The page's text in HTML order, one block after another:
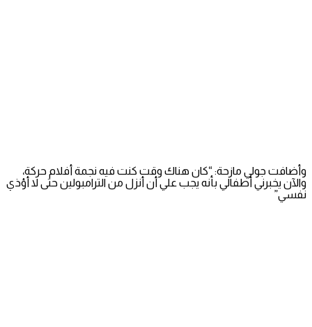
وأضافت جولي مازحة: “كان هناك وقت كنت فيه نجمة أفلام حركة،
والآن يخبرني أطفالي بأنه يجب علي أن أنزل من الترامبولين حتى لا أؤذي
نفسي”